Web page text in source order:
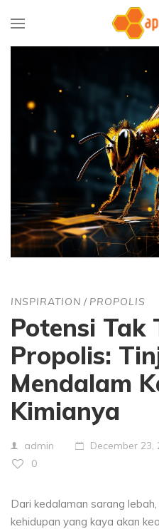
INSPIRATION / PROPOLIS
Potensi Tak
Propolis:
Mendalam
Kimianya
admin December 23,
0
Dari kedalaman sarang
kehidupan yang kaya akan